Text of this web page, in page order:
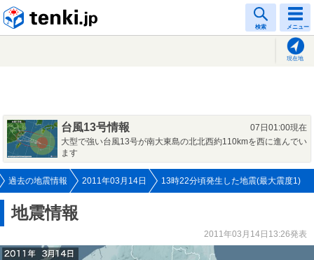
検索 メニュー
現在地
台風13号情報
07日01:00現在
大型で強い台風13号が南大東島の北北西約110kmを西に進んでい
ます
過去の地震情報 2011年03月14日 13時22分頃発生した地震(最大震度1)
地震情報
2011年03月14日13:26発表